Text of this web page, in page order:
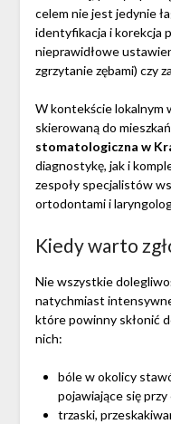
celem nie jest jedynie
identyfikacja i korekcja
nieprawidłowe
zgrzytanie zębami) czy
W kontekście lokalnym
skierowaną do
stomatologiczna w
diagnostykę, jak i
zespoły specjalistów
ortodontami i
Kiedy warto
Nie wszystkie
natychmiast
które powinny skłonić
nich:
bóle w okolicy
pojawiające się
trzaski,